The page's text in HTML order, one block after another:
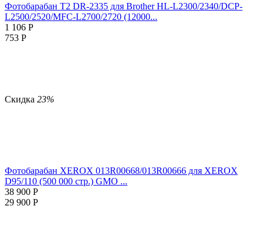
Фотобарабан T2 DR-2335 для Brother HL-L2300/2340/DCP-
L2500/2520/MFC-L2700/2720 (12000...
1 106 Р
753 Р
Скидка 23%
Фотобарабан XEROX 013R00668/013R00666 для XEROX
D95/110 (500 000 стр.) GMO ...
38 900 Р
29 900 Р